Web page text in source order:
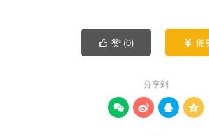
 赞 (0)  催
分享到
   